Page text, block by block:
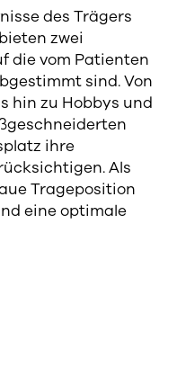
des Trägers
zwei
die vom Patienten
sind. Von
hin zu Hobbys und
ihre
Als
Trageposition
eine optimale